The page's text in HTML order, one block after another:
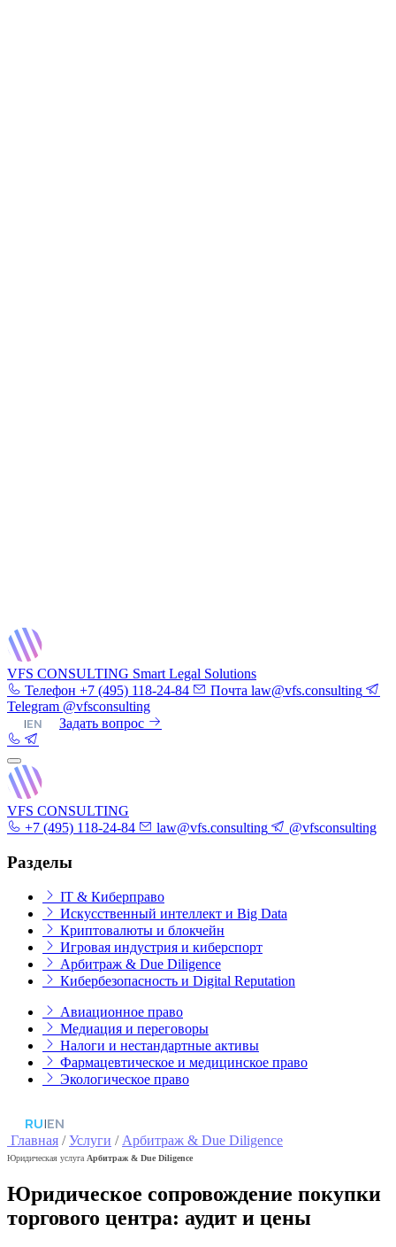
VFS CONSULTING Smart Legal Solutions
Телефон +7 (495) 118-24-84 Почта law@vfs.consulting
Telegram @vfsconsulting
|EN Задать вопрос
VFS CONSULTING
+7 (495) 118-24-84
law@vfs.consulting @vfsconsulting
Разделы
IT & Киберправо
Искусственный интеллект и Big Data
Криптовалюты и блокчейн
Игровая индустрия и киберспорт
Арбитраж & Due Diligence
Кибербезопасность и Digital Reputation
Авиационное право
Медиация и переговоры
Налоги и нестандартные активы
Фармацевтическое и медицинское право
Экологическое право
RU|EN
Главная /Услуги /Арбитраж & Due Diligence
Юридическая услуга Арбитраж & Due Diligence
Юридическое сопровождение покупки
торгового центра: аудит и цены